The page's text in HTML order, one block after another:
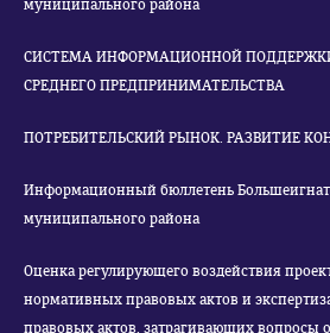
муниципального района
СИСТЕМА ИНФОРМАЦИОННОЙ
СРЕДНЕГО ПРЕДПРИНИМАТЕЛЬСТВА
ПОТРЕБИТЕЛЬСКИЙ РЫНОК. РАЗВИТИЕ
Информационный бюллетень
муниципального района
Оценка регулирующего воздействия
нормативных правовых актов и
правовых актов, затрагивающих вопросы